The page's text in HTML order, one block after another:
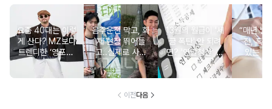
요즘 40대는 이렇
게 산다? MZ보다
트렌디한 ‘영포티’
분석
음주운전 막고, 화
재 현장 뛰어들
고..실제로 사람
구한 연예인 10
13월의 월급이 '세
금 폭탄' 안 되려
면? '연말정산' 핵
심 꿀팁 A to Z
“매년 받
진, 혹시
있는 건
요?”
이전다음